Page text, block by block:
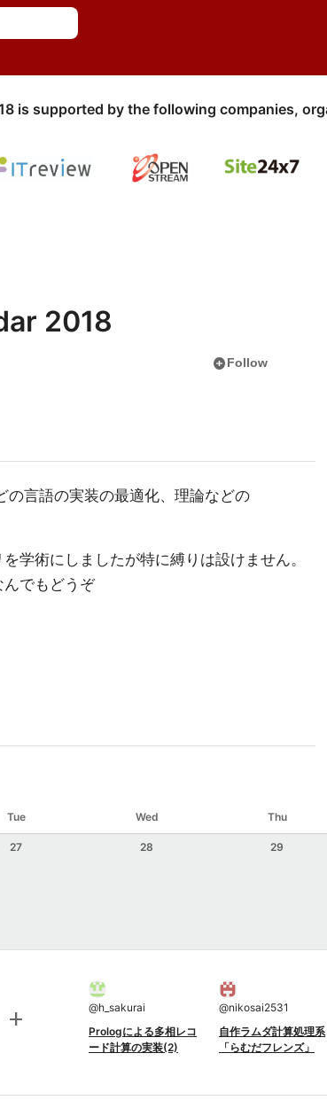
is supported by the following companies,
2018
add_circleFollow
の言語の実装の最適化、理論などの
学術にしましたが特に縛りは設けません。
でもどうぞ
Tue Wed Thu
27 28 29
add @h_sakurai
Prologによる多相レコ
ード計算の実装(2)
@nikosai2531
自作ラムダ計算処理系
「らむだフレンズ」